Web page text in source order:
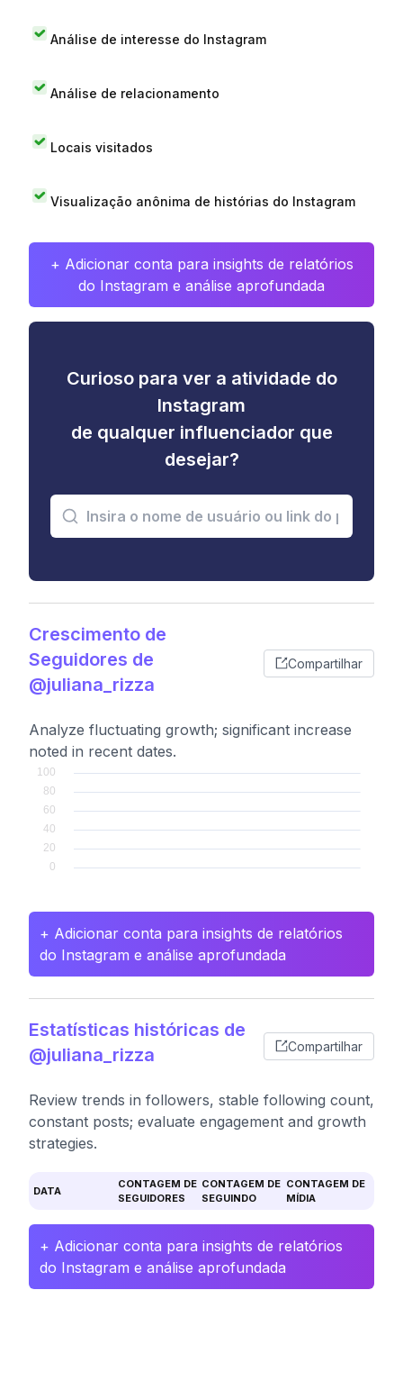
Análise de interesse do Instagram
Análise de relacionamento
Locais visitados
Visualização anônima de histórias do Instagram
+ Adicionar conta para insights de relatórios
do Instagram e análise aprofundada
Curioso para ver a atividade do
Instagram
de qualquer influenciador que
desejar?
Crescimento de
Seguidores de
@juliana_rizza
Compartilhar
Analyze fluctuating growth; significant increase
noted in recent dates.
+ Adicionar conta para insights de relatórios
do Instagram e análise aprofundada
Estatísticas históricas de
@juliana_rizza
Compartilhar
Review trends in followers, stable following count,
constant posts; evaluate engagement and growth
strategies.
DATA
CONTAGEM DE
SEGUIDORES
CONTAGEM DE
SEGUINDO
CONTAGEM DE
MÍDIA
+ Adicionar conta para insights de relatórios
do Instagram e análise aprofundada